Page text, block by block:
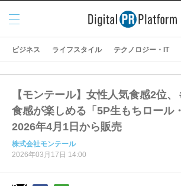
メニ
ュー
ビジネス ライフスタイル テクノロジー・IT
【モンテール】女性人気食感2位
食感が楽しめる「5P生もちロール
2026年4月1日から販売
株式会社モンテール
2026年03月17日 14:00